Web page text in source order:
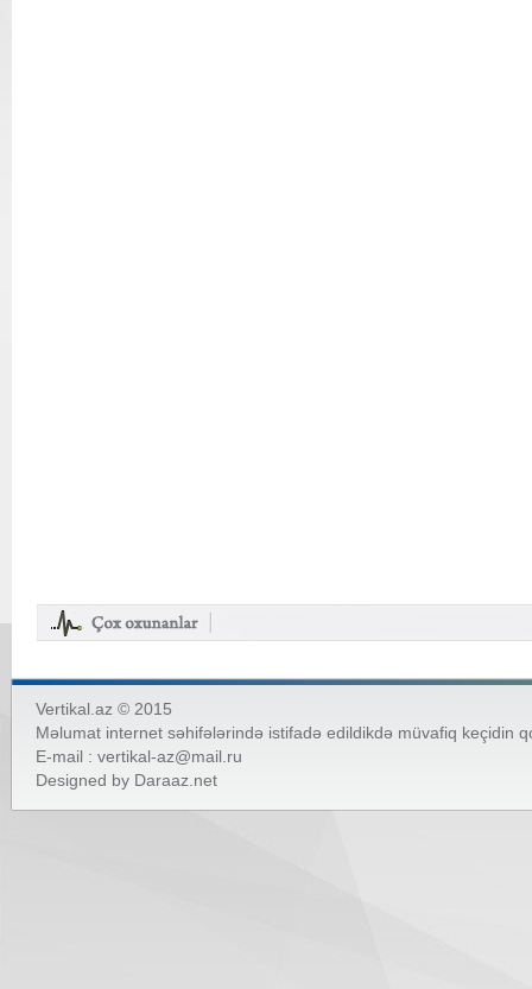
Vertikal.az © 2015
Məlumat internet səhifələrində istifadə edildikdə müvafiq keçidin
E-mail : vertikal-az@mail.ru
Designed by Daraaz.net